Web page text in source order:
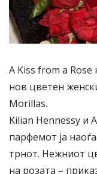
A Kiss from a Rose
нов цветен
Morillas.
Kilian Hennessy и
парфемот ја
трнот. Нежниот
на розата –